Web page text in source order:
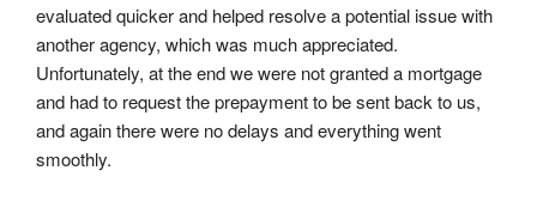
evaluated quicker and helped resolve a potential issue with
another agency, which was much appreciated.
Unfortunately, at the end we were not granted a mortgage
and had to request the prepayment to be sent back to us,
and again there were no delays and everything went
smoothly.